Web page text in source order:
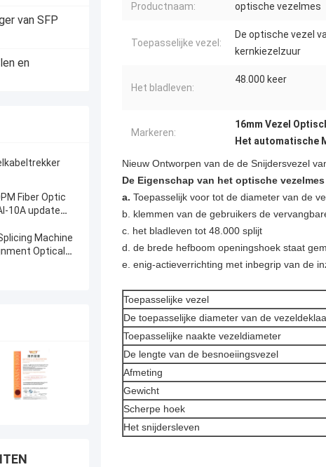
van SFP
en
Fiber Optic
10A update
Machine
Optical
Productnaam: optische vezelmes
Toepasselijke vezel:
De optische vezel
kernkiezelzuur
Het bladleven:
48.000 keer
Markeren:
16mm Vezel
Het automatische
Nieuw Ontworpen van de de Snijdersvezel
De Eigenschap van het optische vezelmes
a. Toepasselijk voor tot de diameter van de
b. klemmen van de gebruikers de
c. het bladleven tot 48.000 splijt
d. de brede hefboom openingshoek staat
e. enig-actieverrichting met inbegrip van de
Toepasselijke vezel
De toepasselijke diameter van de
Toepasselijke naakte vezeldiameter
De lengte van de besnoeiingsvezel
Afmeting
Gewicht
Scherpe hoek
Het snijdersleven